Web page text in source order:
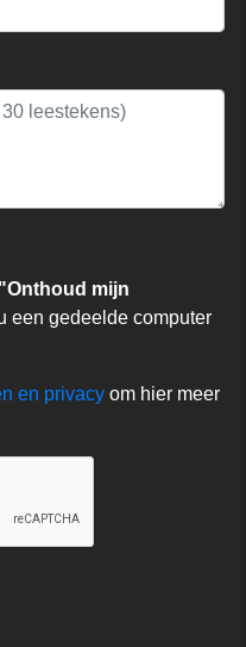
"Onthoud mijn
een gedeelde computer
en privacy om hier meer